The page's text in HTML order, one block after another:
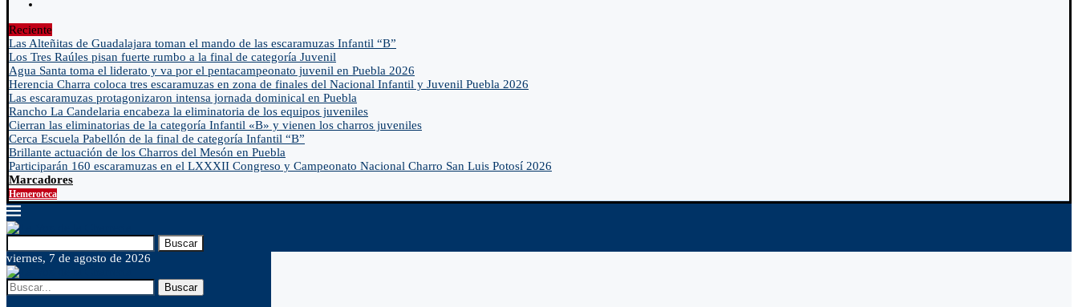
Reciente
Las Alteñitas de Guadalajara toman el mando de las escaramuzas Infantil “B”
Los Tres Raúles pisan fuerte rumbo a la final de categoría Juvenil
Agua Santa toma el liderato y va por el pentacampeonato juvenil en Puebla 2026
Herencia Charra coloca tres escaramuzas en zona de finales del Nacional Infantil y Juvenil Puebla 2026
Las escaramuzas protagonizaron intensa jornada dominical en Puebla
Rancho La Candelaria encabeza la eliminatoria de los equipos juveniles
Cierran las eliminatorias de la categoría Infantil «B» y vienen los charros juveniles
Cerca Escuela Pabellón de la final de categoría Infantil “B”
Brillante actuación de los Charros del Mesón en Puebla
Participarán 160 escaramuzas en el LXXXII Congreso y Campeonato Nacional Charro San Luis Potosí 2026
Marcadores
Hemeroteca
Buscar
viernes, 7 de agosto de 2026
Buscar